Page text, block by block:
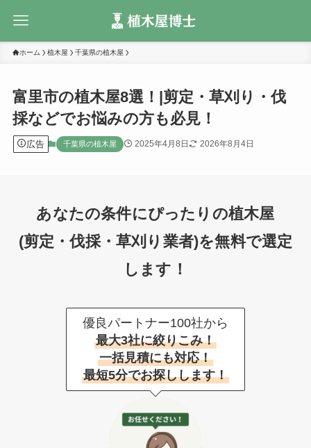
ホーム 植木屋 千葉県の植木屋
富里市の植木屋8選！|剪定・草刈り・伐
採などでお悩みの方も必見！
広告 千葉県の植木屋 2025年4月8日 2026年8月4日
あなたの条件にぴったりの植木屋
(剪定・伐採・草刈り業者)を無料で選定
します！
優良パートナー100社から
最大3社に絞りこみ！
一括見積にも対応！
最短5分でお探しします！